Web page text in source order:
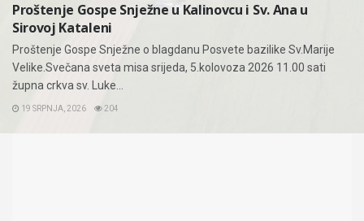
Proštenje Gospe Snježne u Kalinovcu i Sv. Ana u
Sirovoj Kataleni
Proštenje Gospe Snježne o blagdanu Posvete bazilike Sv.Marije
Velike.Svečana sveta misa srijeda, 5.kolovoza 2026 11.00 sati
župna crkva sv. Luke...
19 SRPNJA, 2026 204